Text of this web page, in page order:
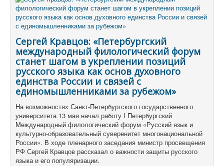
Сергей Кравцов: «Петербургский
международный филологический форум
станет шагом в укреплении позиций
русского языка как основ духовного
единства России и связей с
единомышленниками за рубежом»
На возможностях Санкт-Петербургского государственного
университета 13 мая начал работу I Петербургский
Международный филологический форум «Русский язык и
культурно-образовательный суверенитет многонациональной
России». В ходе пленарного заседания министр просвещения
РФ Сергей Кравцов рассказал о важности защиты русского
языка и его популяризации.